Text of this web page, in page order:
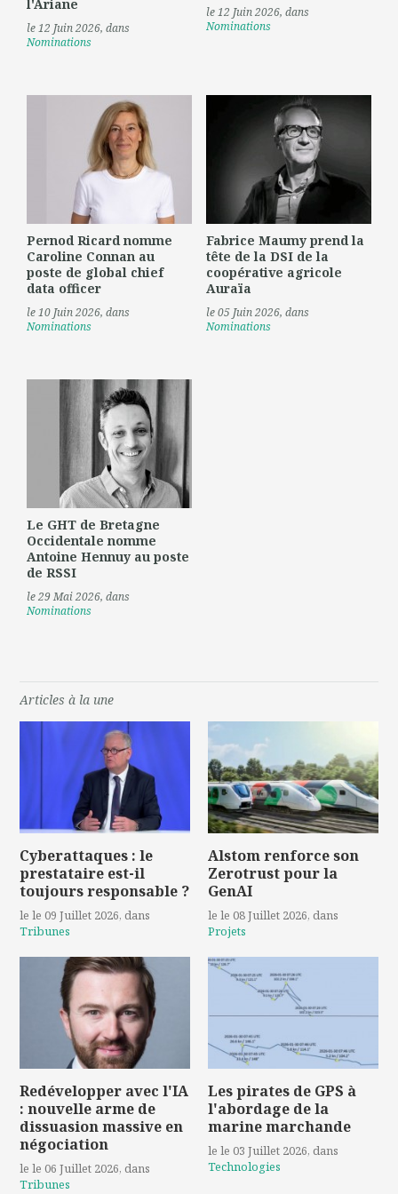
l'Ariane
le 12 Juin 2026, dans
Nominations
le 12 Juin 2026, dans
Nominations
Pernod Ricard nomme
Caroline Connan au
poste de global chief
data officer
le 10 Juin 2026, dans
Nominations
Fabrice Maumy prend la
tête de la DSI de la
coopérative agricole
Auraïa
le 05 Juin 2026, dans
Nominations
Le GHT de Bretagne
Occidentale nomme
Antoine Hennuy au poste
de RSSI
le 29 Mai 2026, dans
Nominations
Articles à la une
Cyberattaques : le
prestataire est-il
toujours responsable ?
le le 09 Juillet 2026, dans
Tribunes
Alstom renforce son
Zerotrust pour la
GenAI
le le 08 Juillet 2026, dans
Projets
Redévelopper avec l'IA
: nouvelle arme de
dissuasion massive en
négociation
le le 06 Juillet 2026, dans
Tribunes
Les pirates de GPS à
l'abordage de la
marine marchande
le le 03 Juillet 2026, dans
Technologies